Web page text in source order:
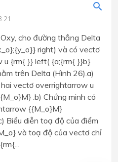
cho đường thẳng Delta
right) và có vectơ
u {rm{ }} left( {a;{rm{ }}b}
trên Delta (Hình 26).a)
vectơ overrightarrow u
.b) Chứng minh có
{{M_o}M}
Biểu diễn toạ độ của điểm
và toạ độ của vectơ chỉ